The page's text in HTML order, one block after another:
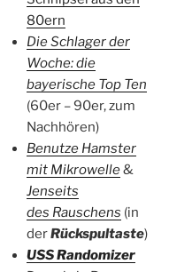
80ern
Die Schlager der
Woche: die
bayerische Top Ten
(60er – 90er, zum
Nachhören)
Benutze Hamster
mit Mikrowelle&
Jenseits
des Rauschens (in
derRückspultaste)
USS Randomizer